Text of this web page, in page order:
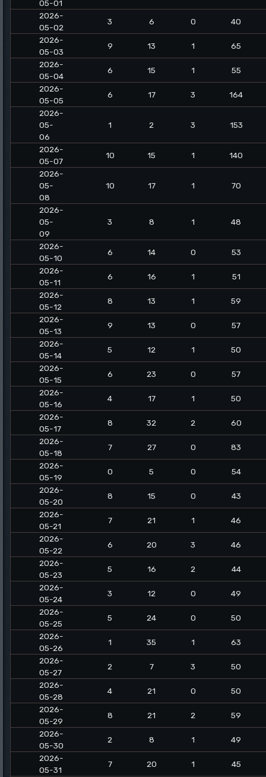
05-01
2026-
05-02
3 6 0
40
2026-
05-03
9 13 1
65
2026-
05-04
6 15 1
55
2026-
05-05
6 17 3
164
2026-
05-
06
1 2 3 153
2026-
05-07
10 15 1
140
2026-
05-
08
10 17 1 70
2026-
05-
09
3 8 1 48
2026-
05-10
6 14 0
53
2026-
05-11
6 16 1
51
2026-
05-12
8 13 1
59
2026-
05-13
9 13 0
57
2026-
05-14
5 12 1
50
2026-
05-15
6 23 0
57
2026-
05-16
4 17 1
50
2026-
05-17
8 32 2
60
2026-
05-18
7 27 0
83
2026-
05-19
0 5 0
54
2026-
05-20
8 15 0
43
2026-
05-21
7 21 1
46
2026-
05-22
6 20 3
46
2026-
05-23
5 16 2
44
2026-
05-24
3 12 0
49
2026-
05-25
5 24 0
50
2026-
05-26
1 35 1
63
2026-
05-27
2 7 3
50
2026-
05-28
4 21 0
50
2026-
05-29
8 21 2
59
2026-
05-30
2 8 1
49
2026-
05-31
7 20 1
45